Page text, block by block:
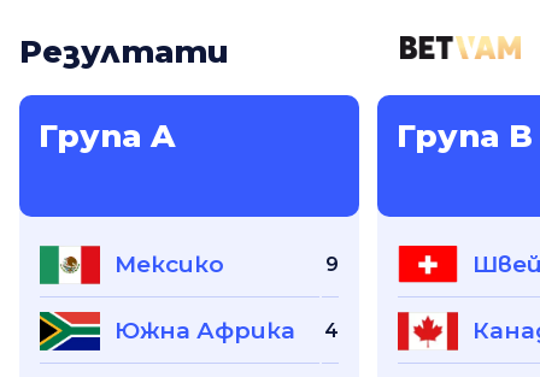
Резултати
Група A
Мексико 9
Южна Африка 4
Група B